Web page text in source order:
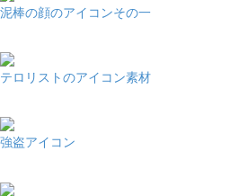
泥棒の顔のアイコンその一
テロリストのアイコン素材
強盗アイコン